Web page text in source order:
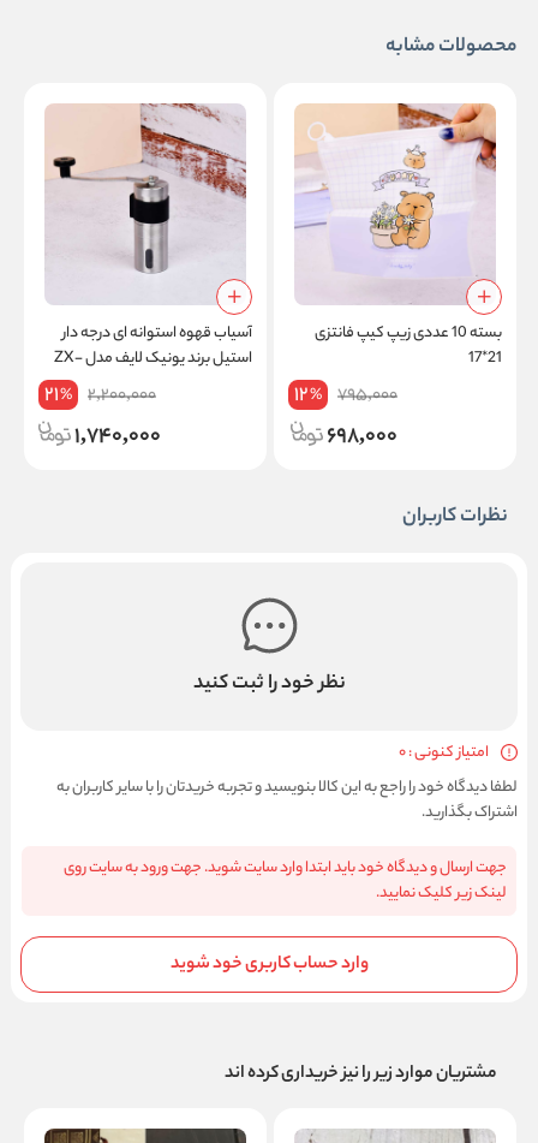
محصولات مشابه
بسته 10 عددی زیپ کیپ فانتزی
21*17
795,000
12%
698,000
آسیاب قهوه استوانه ای درجه دار
استیل برند یونیک لایف مدل ZX-
2,200,000
21%
1,740,000
نظرات کاربران
نظر خود را ثبت کنید
امتیاز کنونی : 0
لطفا دیدگاه خود را راجع به این کالا بنویسید و تجربه خریدتان را با سایر کاربران به
اشتراک بگذارید.
جهت ارسال و دیدگاه خود باید ابتدا وارد سایت شوید. جهت ورود به سایت روی
لینک زیر کلیک نمایید.
وارد حساب کاربری خود شوید
مشتریان موارد زیر را نیز خریداری کرده اند